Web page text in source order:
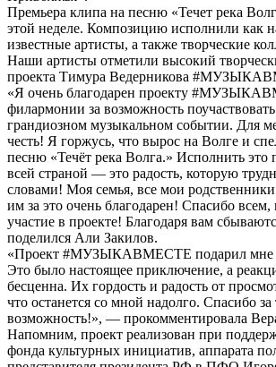
Премьера клипа на песню «Течет река
этой неделе. Композицию исполнили как
известные артисты, а также творческие
Наши артисты отметили высокий
проекта Тимура Ведерникова
«Я очень благодарен проекту
филармонии за возможность
грандиозном музыкальном событии. Для
честь! Я горжусь, что вырос на Волге и
песню «Течёт река Волга.» Исполнить это
всей страной — это радость, которую
словами! Моя семья, все мои
им за это очень благодарен! Спасибо
участие в проекте! Благодаря вам
поделился Али Закилов.
«Проект #МУЗЫКАВМЕСТЕ подарил мне
Это было настоящее приключение, а
бесценна. Их гордость и радость от
что останется со мной надолго. Спасибо
возможность!», — прокомментировала
Напомним, проект реализован при
фонда культурных инициатив, аппарата